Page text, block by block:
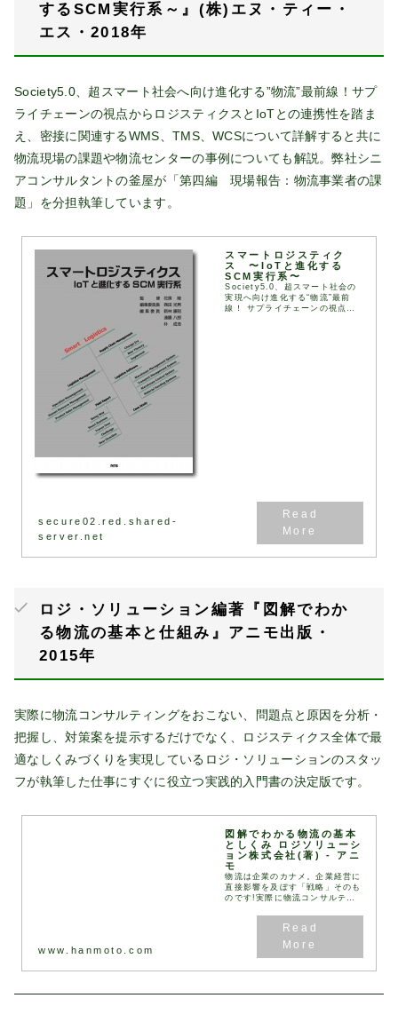
するSCM実行系～』(株)エヌ・ティー・
エス・2018年
Society5.0、超スマート社会へ向け進化する”物流”最前線！サプ
ライチェーンの視点からロジスティクスとIoTとの連携性を踏ま
え、密接に関連するWMS、TMS、WCSについて詳解すると共に
物流現場の課題や物流センターの事例についても解説。弊社シニ
アコンサルタントの釜屋が「第四編 現場報告：物流事業者の課
題」を分担執筆しています。
スマートロジスティク
ス 〜IoTと進化する
SCM実行系〜
Society5.0、超スマート社会の
実現へ向け進化する“物流”最前
線！ サプライチェーンの視点か
secure02.red.shared-
server.net
ロジ・ソリューション編著『図解でわか
る物流の基本と仕組み』アニモ出版・
2015年
実際に物流コンサルティングをおこない、問題点と原因を分析・
把握し、対策案を提示するだけでなく、ロジスティクス全体で最
適なしくみづくりを実現しているロジ・ソリューションのスタッ
フが執筆した仕事にすぐに役立つ実践的入門書の決定版です。
図解でわかる物流の基本
としくみ ロジソリューシ
ョン株式会社(著) - アニ
モ
物流は企業のカナメ。企業経営に
直接影響を及ぼす「戦略」そのも
のです!実際に物流コンサルティ
だけでなく、ロジスティクス全体
で最… - 引用：版...
www.hanmoto.com